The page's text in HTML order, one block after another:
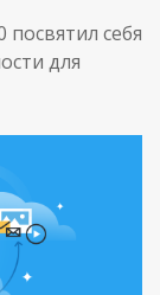
себя
для